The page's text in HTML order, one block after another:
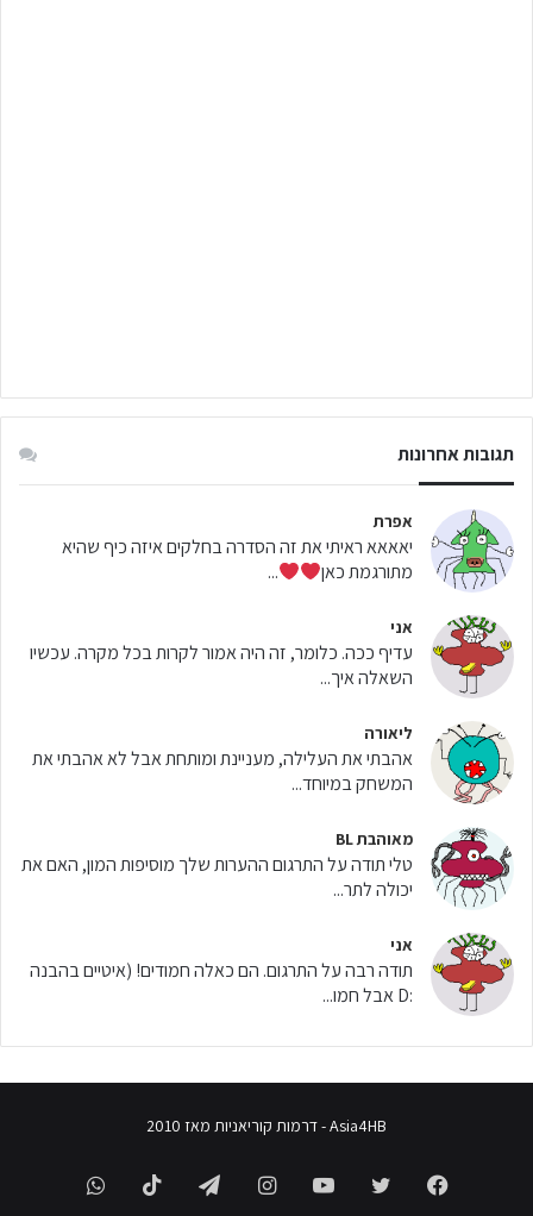
תגובות אחרונות
אפרת
יאאאא ראיתי את זה הסדרה בחלקים איזה כיף שהיא
מתורגמת כאן
...
אני
עדיף ככה. כלומר, זה היה אמור לקרות בכל מקרה. עכשיו
השאלה איך...
ליאורה
אהבתי את העלילה, מעניינת ומותחת אבל לא אהבתי את
המשחק במיוחד...
מאוהבת BL
טלי תודה על התרגום ההערות שלך מוסיפות המון, האם את
יכולה לתר...
אני
תודה רבה על התרגום. הם כאלה חמודים! (איטיים בהבנה
:D אבל חמו...
Asia4HB - דרמות קוריאניות מאז 2010
Facebook
Twitter
YouTube
Instagram
Telegram
TikTok